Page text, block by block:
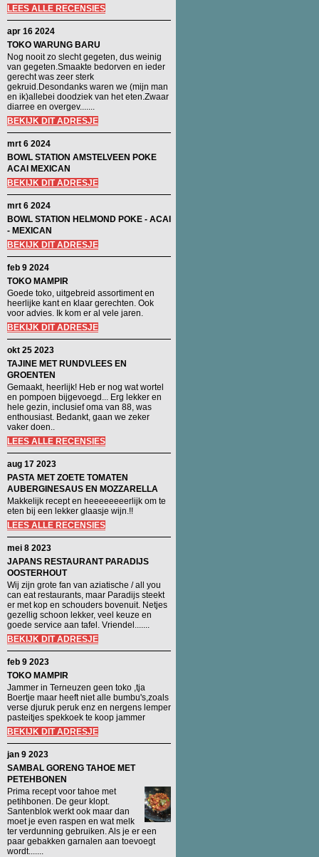
LEES ALLE RECENSIES
apr 16 2024
TOKO WARUNG BARU
Nog nooit zo slecht gegeten, dus weinig
van gegeten.Smaakte bedorven en ieder
gerecht was zeer sterk
gekruid.Desondanks waren we (mijn man
en ik)allebei doodziek van het eten.Zwaar
diarree en overgev.......
BEKIJK DIT ADRESJE
mrt 6 2024
BOWL STATION AMSTELVEEN POKE
ACAI MEXICAN
BEKIJK DIT ADRESJE
mrt 6 2024
BOWL STATION HELMOND POKE - ACAI
- MEXICAN
BEKIJK DIT ADRESJE
feb 9 2024
TOKO MAMPIR
Goede toko, uitgebreid assortiment en
heerlijke kant en klaar gerechten. Ook
voor advies. Ik kom er al vele jaren.
BEKIJK DIT ADRESJE
okt 25 2023
TAJINE MET RUNDVLEES EN
GROENTEN
Gemaakt, heerlijk! Heb er nog wat wortel
en pompoen bijgevoegd... Erg lekker en
hele gezin, inclusief oma van 88, was
enthousiast. Bedankt, gaan we zeker
vaker doen..
LEES ALLE RECENSIES
aug 17 2023
PASTA MET ZOETE TOMATEN
AUBERGINESAUS EN MOZZARELLA
Makkelijk recept en heeeeeeeerlijk om te
eten bij een lekker glaasje wijn.!!
LEES ALLE RECENSIES
mei 8 2023
JAPANS RESTAURANT PARADIJS
OOSTERHOUT
Wij zijn grote fan van aziatische / all you
can eat restaurants, maar Paradijs steekt
er met kop en schouders bovenuit. Netjes
gezellig schoon lekker, veel keuze en
goede service aan tafel. Vriendel.......
BEKIJK DIT ADRESJE
feb 9 2023
TOKO MAMPIR
Jammer in Terneuzen geen toko ,tja
Boertje maar heeft niet alle bumbu's,zoals
verse djuruk peruk enz en nergens lemper
pasteitjes spekkoek te koop jammer
BEKIJK DIT ADRESJE
jan 9 2023
SAMBAL GORENG TAHOE MET
PETEHBONEN
Prima recept voor tahoe met
petihbonen. De geur klopt.
Santenblok werkt ook maar dan
moet je even raspen en wat melk
ter verdunning gebruiken. Als je er een
paar gebakken garnalen aan toevoegt
wordt.......